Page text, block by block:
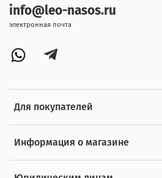
Для покупателей
Информация о магазине
info@leo-nasos.ru
электронная почта